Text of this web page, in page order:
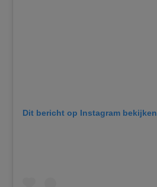
Dit bericht op Instagram bekijken